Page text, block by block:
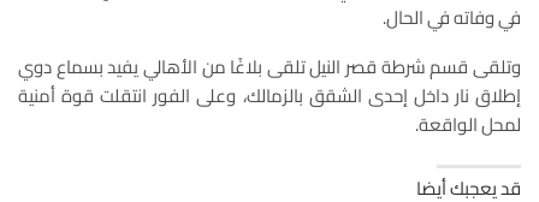
في وفاته في الحال.
وتلقى قسم شرطة قصر النيل تلقى بلاغًا من الأهالي يفيد بسماع دوي
إطلاق نار داخل إحدى الشقق بالزمالك، وعلى الفور انتقلت قوة أمنية
لمحل الواقعة.
قد يعجبك أيضا